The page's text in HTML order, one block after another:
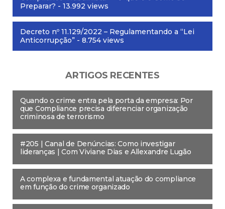
Preparar? - 13.992 views
Decreto nº 11.129/2022 – Regulamentando a “Lei
Anticorrupção” - 8.754 views
ARTIGOS RECENTES
Quando o crime entra pela porta da empresa: Por
que Compliance precisa diferenciar organização
criminosa de terrorismo
#205 | Canal de Denúncias: Como investigar
lideranças | Com Viviane Dias e Allexandre Lugão
A complexa e fundamental atuação do compliance
em função do crime organizado